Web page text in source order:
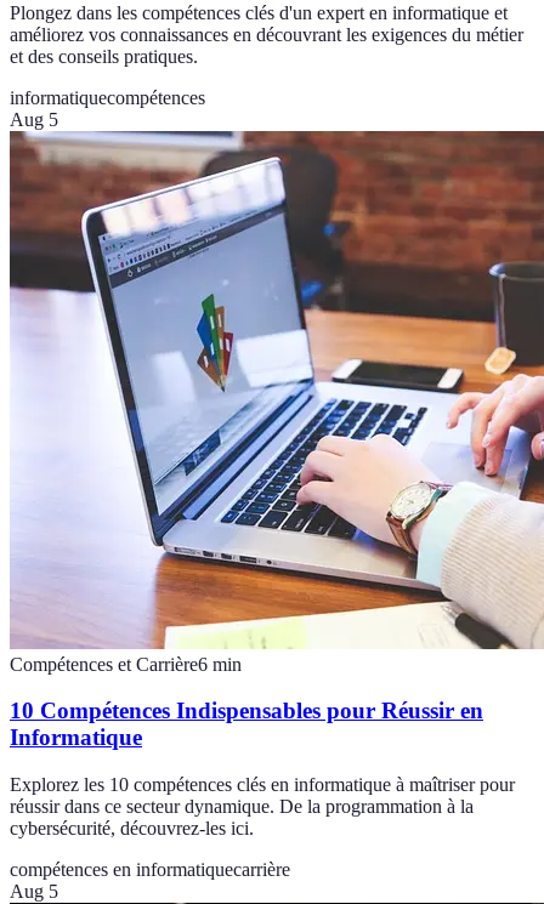
Plongez dans les compétences clés d'un expert en informatique et
améliorez vos connaissances en découvrant les exigences du métier
et des conseils pratiques.
informatiquecompétences
Aug 5
Compétences et Carrière6 min
10 Compétences Indispensables pour Réussir en
Informatique
Explorez les 10 compétences clés en informatique à maîtriser pour
réussir dans ce secteur dynamique. De la programmation à la
cybersécurité, découvrez-les ici.
compétences en informatiquecarrière
Aug 5